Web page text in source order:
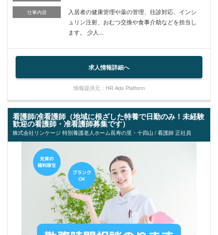
仕事内容
入居者の健康管理や薬の管理、往診対応、インシ
ュリン注射、おむつ交換や食事介助などを担当し
ます。 少人...
求人情報詳細へ
情報提供元：HR Ads Platform
看護師/准看護師（地域に根ざした特養で日勤のみ！未経験
歓迎の看護師・准看護師募集です）
株式会社リンケージ 特別養護老人ホーム長寿の里・十四山 / 看護師 正社員